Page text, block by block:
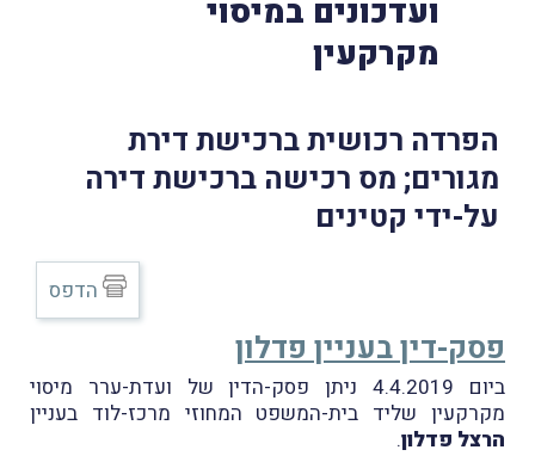
ועדכונים במיסוי
מקרקעין
הפרדה רכושית ברכישת דירת
מגורים; מס רכישה ברכישת דירה
על-ידי קטינים
פסק-דין בעניין פדלון
ביום 4.4.2019 ניתן פסק-הדין של ועדת-ערר מיסוי
מקרקעין שליד בית-המשפט המחוזי מרכז-לוד בעניין
הרצל פדלון.